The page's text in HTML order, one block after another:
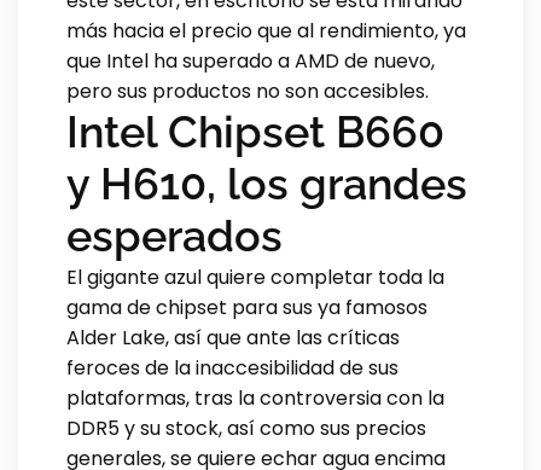
más hacia el precio que al rendimiento, ya
que Intel ha superado a AMD de nuevo,
pero sus productos no son accesibles.
Intel Chipset B660
y H610, los grandes
esperados
El gigante azul quiere completar toda la
gama de chipset para sus ya famosos
Alder Lake, así que ante las críticas
feroces de la inaccesibilidad de sus
plataformas, tras la controversia con la
DDR5 y su stock, así como sus precios
generales, se quiere echar agua encima